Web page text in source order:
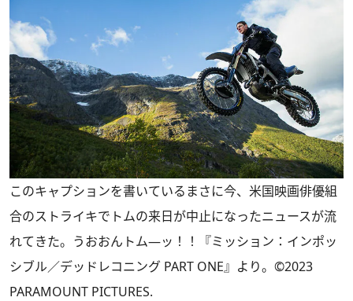
このキャプションを書いているまさに今、米国映画俳優組
合のストライキでトムの来日が中止になったニュースが流
れてきた。うおおんトム―ッ！！『ミッション：インポッ
シブル／デッドレコニング PART ONE』より。©2023
PARAMOUNT PICTURES.